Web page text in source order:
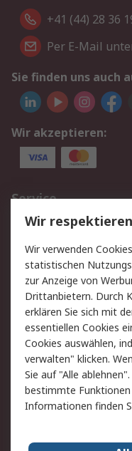
+41 (44) 28 36
Per E-Mail
Sie finden uns auch
Wir akzeptieren:
Service
Value Added
Rücksendungen
Hilfe
Rechtliches
AGB
Cookie-Richtlinie
Copyright/
Über RS
Wir
Wir verwenden
statistischen
zur Anzeige von
Drittanbietern. Durch
erklären Sie sich mit
essentiellen Cookies
Cookies auswählen,
verwalten" klicken.
Sie auf "Alle
bestimmte
Informationen finden